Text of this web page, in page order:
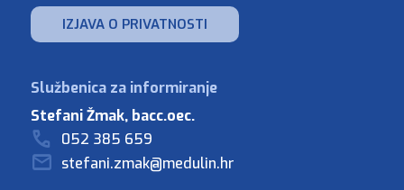
IZJAVA O PRIVATNOSTI
Stefani Žmak, bacc.oec.
052 385 659
stefani.zmak@medulin.hr